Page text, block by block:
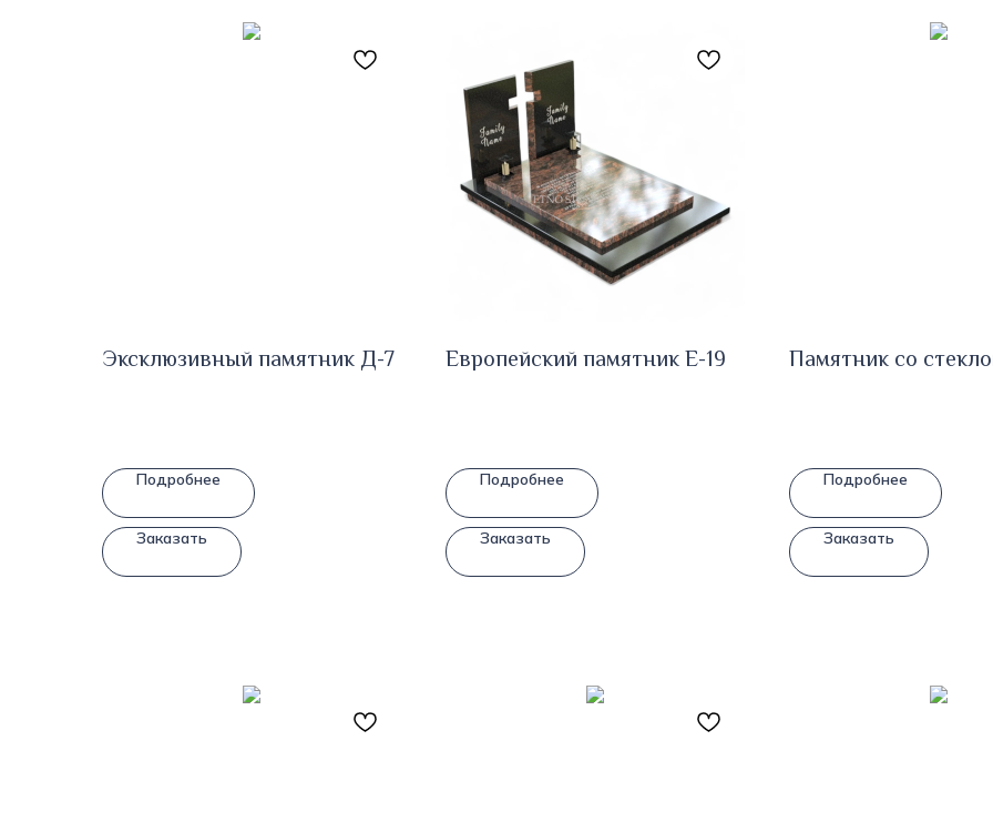
Эксклюзивный памятник Д-7
Подробнее
Заказать
Европейский памятник E-19
Подробнее
Заказать
Памятник со
Подробнее
Заказать